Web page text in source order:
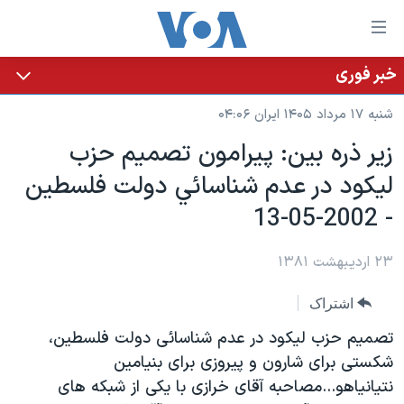
لینکهای
قابل
دسترسی
جهش
محتوای
اصلی
جهش
صفحه
جهش
به
جستجو
خانه
نسخه سبک وب‌سایت
موضوع ها
ایران
آمریکا
جهان
ویژه برنامه‌ها
ویدیوها
برنامه های تلویزیونی
جدول برنامه ها
صفحه‌های ویژه
۲۵۰سالگی آمریکا
بایگانی برنامه‌های تلویزیونی
فرکانس‌های صدای آمریکا
یادگیری زبان انگلیسی
خبر فوری
شنبه ۱۷ مرداد ۱۴۰۵ ایران ۰۴:۰۶
زير ذره بين: پيرامون تصميم حزب
ليکود در عدم شناسائي دولت فلسطين
- 2002-05-13
۲۳ اردیبهشت ۱۳۸۱
اشتراک
تصميم حزب ليکود در عدم شناسائی دولت فلسطين،
شکستی برای شارون و پيروزی برای بنيامين
نتيانياهو...مصاحبه آقای خرازی با يکی از شبکه های